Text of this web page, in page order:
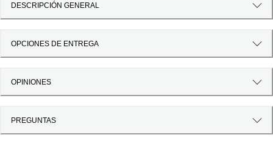
DESCRIPCIÓN GENERAL
OPCIONES DE ENTREGA
OPINIONES
PREGUNTAS